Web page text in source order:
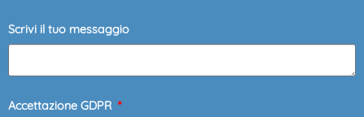
Scrivi il tuo messaggio
Accettazione GDPR